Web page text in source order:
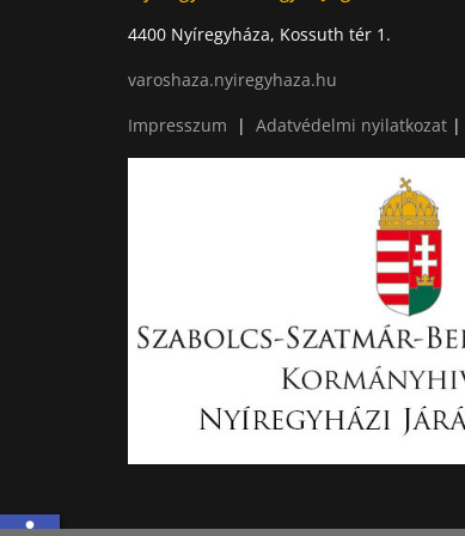
4400 Nyíregyháza, Kossuth tér 1.
varoshaza.nyiregyhaza.hu
Impresszum | Adatvédelmi nyilatkozat |